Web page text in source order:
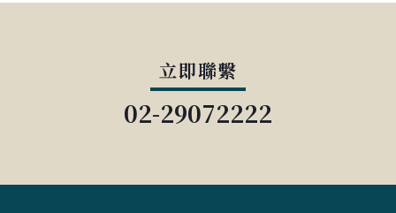
立即聯繫
02-29072222